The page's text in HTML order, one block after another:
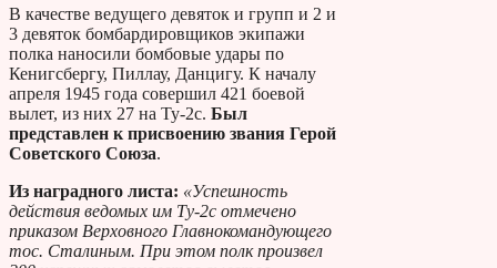
В качестве ведущего девяток и групп и 2 и
3 девяток бомбардировщиков экипажи
полка наносили бомбовые удары по
Кенигсбергу, Пиллау, Данцигу. К началу
апреля 1945 года совершил 421 боевой
вылет, из них 27 на Ту-2с. Был
представлен к присвоению звания Герой
Советского Союза.
Из наградного листа: «Успешность
действия ведомых им Ту-2с отмечено
приказом Верховного Главнокомандующего
тос. Сталиным. При этом полк произвел